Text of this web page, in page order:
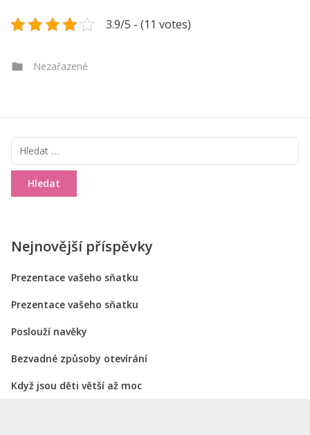
3.9/5 - (11 votes)
Categories
Nezařazené
Vyhledávání
Nejnovější příspěvky
Prezentace vašeho sňatku
Prezentace vašeho sňatku
Poslouží navěky
Bezvadné způsoby otevírání
Když jsou děti větší až moc